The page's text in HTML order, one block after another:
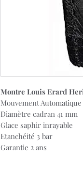
Montre Louis Erard
Mouvement
Diamètre cadran 41 mm
Glace saphir inrayable
Etanchéité 3 bar
Garantie 2 ans